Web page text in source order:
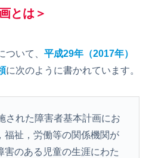
とは＞
ついて、 平成29年（2017年）
に次のように書かれています。
れた障害者基本計画にお
福祉，労働等の関係機関が
害のある児童の生涯にわた